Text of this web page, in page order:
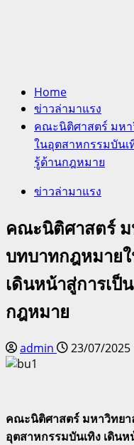
Home
ข่าวล่ามาแรง
คณะนิติศาสตร์ มหา
ในอุตสาหกรรมบันเ
รู้ด้านกฎหมาย
ข่าวล่ามาแรง
คณะนิติศาสตร์ ม
บทบาทกฎหมาย
เดินหน้าสู่การเป็
กฎหมาย
admin 23/07/2025
คณะนิติศาสตร์ มหาวิทย
อุตสาหกรรมบันเทิง เดิน